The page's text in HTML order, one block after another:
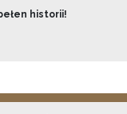
historii!